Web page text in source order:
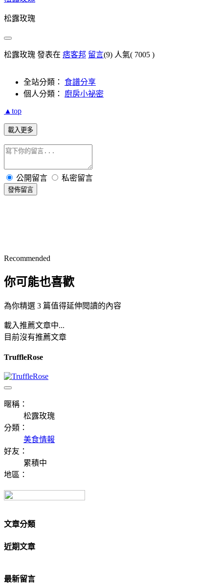
松露玫瑰
松露玫瑰 發表在 痞客邦 留言(9) 人氣( 7005 )
全站分類： 食譜分享
個人分類： 廚房小祕密
▲top
載入更多
公開留言 私密留言
發佈留言
Recommended
你可能也喜歡
為你精選 3 篇值得延伸閱讀的內容
載入推薦文章中...
目前沒有推薦文章
TruffleRose
暱稱：
松露玫瑰
分類：
美食情報
好友：
累積中
地區：
文章分類
近期文章
最新留言